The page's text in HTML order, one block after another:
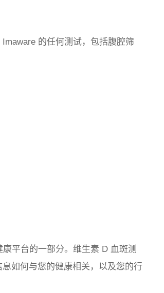
的任何测试，包括腹腔筛
平台的一部分。维生素 D 血斑测
如何与您的健康相关，以及您的行